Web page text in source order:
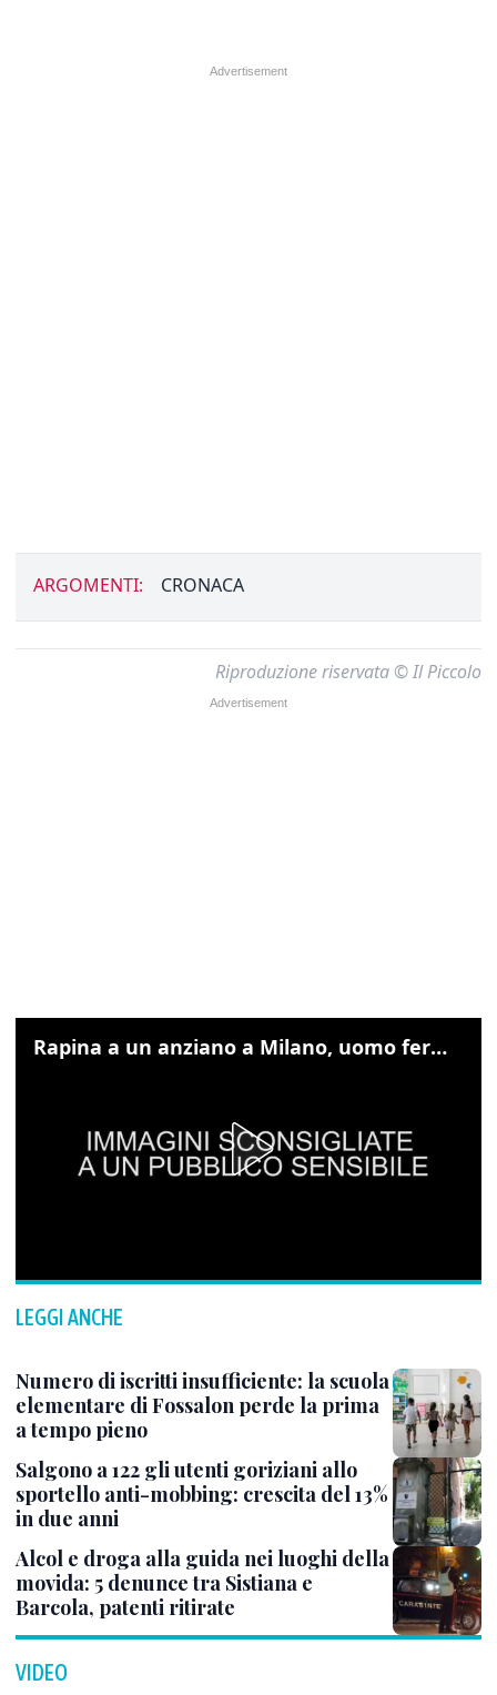
ARGOMENTI: CRONACA
Riproduzione riservata © Il Piccolo
Rapina a un anziano a Milano, uomo fermato grazie alle foto sul cellulare
LEGGI ANCHE
Numero di iscritti insufficiente: la scuola
elementare di Fossalon perde la prima
a tempo pieno
Salgono a 122 gli utenti goriziani allo
sportello anti-mobbing: crescita del 13%
in due anni
Alcol e droga alla guida nei luoghi della
movida: 5 denunce tra Sistiana e
Barcola, patenti ritirate
VIDEO